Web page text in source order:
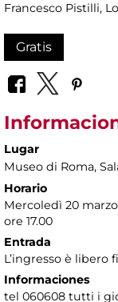
Francesco Pistilli,
Gratis
Lugar
Museo di Roma,
Horario
Mercoledì 20
ore 17.00
Entrada
L’ingresso è
Informaciones
tel 060608 tutti i